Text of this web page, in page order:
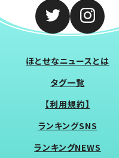
ほとせなニュースとは
タグ一覧
【利用規約】
ランキングSNS
ランキングNEWS